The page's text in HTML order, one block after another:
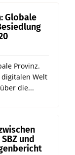
Globale
Provinz.
Welt
die...
und